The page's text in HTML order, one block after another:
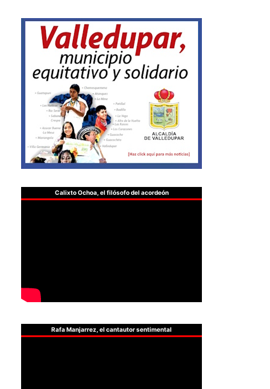
Calixto Ochoa, el filósofo del acordeón
Rafa Manjarrez, el cantautor sentimental